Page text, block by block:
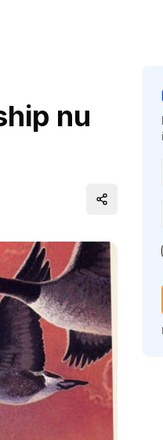
nu
Distribuie